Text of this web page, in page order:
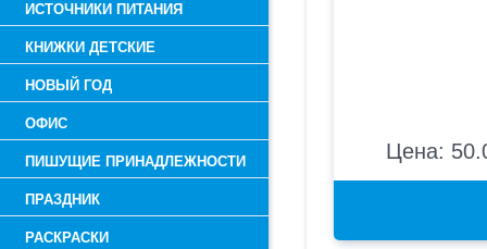
ИСТОЧНИКИ ПИТАНИЯ
КНИЖКИ ДЕТСКИЕ
НОВЫЙ ГОД
ОФИС
ПИШУЩИЕ ПРИНАДЛЕЖНОСТИ
ПРАЗДНИК
РАСКРАСКИ
Цена: